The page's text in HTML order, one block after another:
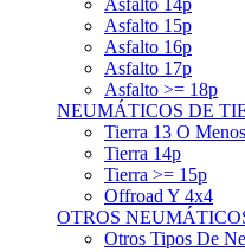
Pedales
Extinción
Resto De
EQUIPACIÓN
Packs Completos
Monos De
Botines De
Guantes
Ropa Interior
Cascos
Sistemas Hans